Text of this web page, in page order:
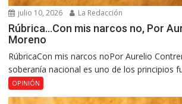
julio 10, 2026 La Redacción
Rúbrica…Con mis narcos no, Por
Moreno
RúbricaCon mis narcos noPor Aurelio
soberanía nacional es uno de los principios
OPINIÓN